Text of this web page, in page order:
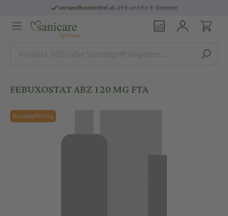
versandkostenfreiab 29 € und für E-Rezepte
FEBUXOSTAT ABZ 120 MG FTA
Rezeptpflichtig